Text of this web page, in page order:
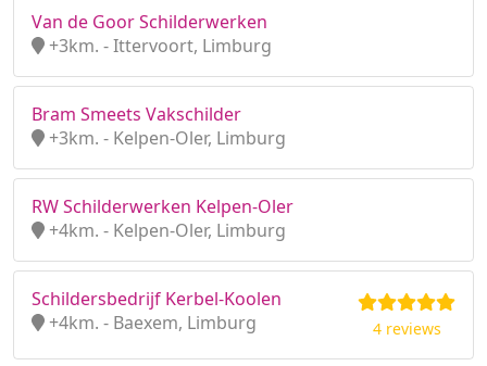
Van de Goor Schilderwerken
+3km. - Ittervoort, Limburg
Bram Smeets Vakschilder
+3km. - Kelpen-Oler, Limburg
RW Schilderwerken Kelpen-Oler
+4km. - Kelpen-Oler, Limburg
Schildersbedrijf Kerbel-Koolen
+4km. - Baexem, Limburg
4 reviews